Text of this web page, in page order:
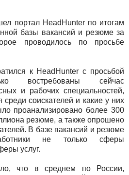
портал HeadHunter по итогам
базы вакансий и резюме за
проводилось по просьбе
к HeadHunter с просьбой
востребованы сейчас
и рабочих специальностей,
среди соискателей и какие у них
проанализировано более 300
резюме, а также опрошено
В базе вакансий и резюме
не только сферы
услуг.
что в среднем по России,